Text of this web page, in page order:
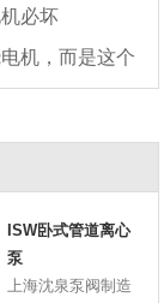
必坏
机，而是这个
ISW卧式管道离心
泵
上海沈泉泵阀制造